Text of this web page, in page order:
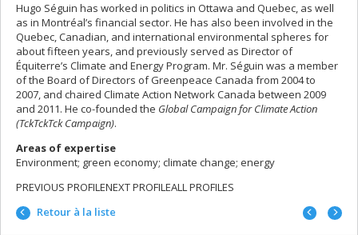
Hugo Séguin has worked in politics in Ottawa and Quebec, as well
as in Montréal’s financial sector. He has also been involved in the
Quebec, Canadian, and international environmental spheres for
about fifteen years, and previously served as Director of
Équiterre’s Climate and Energy Program. Mr. Séguin was a member
of the Board of Directors of Greenpeace Canada from 2004 to
2007, and chaired Climate Action Network Canada between 2009
and 2011. He co-founded the Global Campaign for Climate Action
(TckTckTck Campaign).
Areas of expertise
Environment; green economy; climate change; energy
PREVIOUS PROFILENEXT PROFILEALL PROFILES
Retour à la liste
Portrait
Portrait